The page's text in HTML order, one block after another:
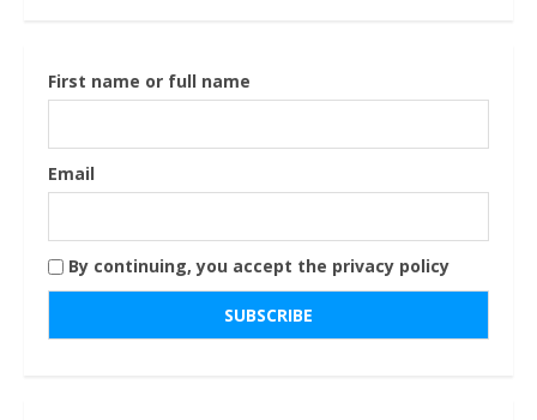
First name or full name
Email
By continuing, you accept the privacy policy